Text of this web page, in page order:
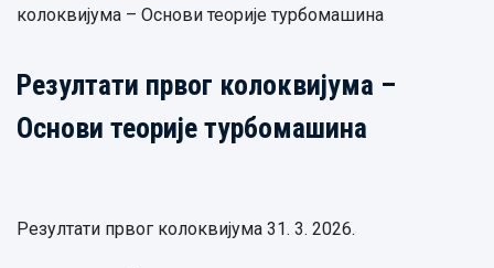
колоквијума – Основи теорије турбомашина
Резултати првог колоквијума –
Основи теорије турбомашина
Резултати првог колоквијума 31. 3. 2026.